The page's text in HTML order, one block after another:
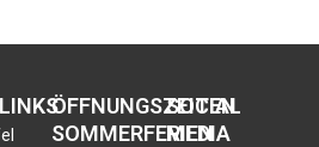
ÖFFNUNGSZEITEN
SOMMERFERIEN
SOCIAL
MEDIA